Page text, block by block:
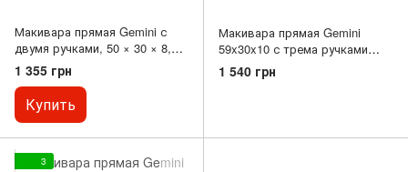
Макивара прямая Gemini с
двумя ручками, 50 × 30 × 8,5
см GM-03
1 355 грн
Купить
Макивара прямая Gemini
59x30x10 с трема ручками
GM-01-3
1 540 грн
3